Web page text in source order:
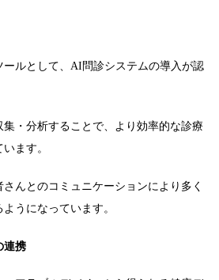
ルとして、AI問診システムの導入が認
・分析することで、より効率的な診療
ます。
んとのコミュニケーションにより多く
うになっています。
連携